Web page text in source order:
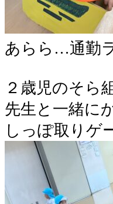
あらら…通勤
２歳児のそら
先生と一緒に
しっぽ取りゲ